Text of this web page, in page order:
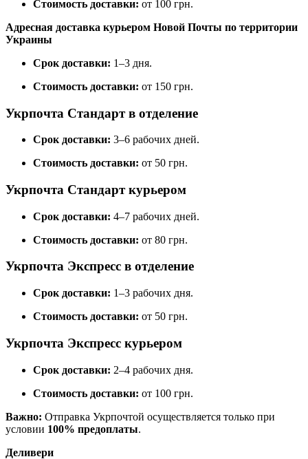
Стоимость доставки: от 100 грн.
Адресная доставка курьером Новой Почты по территории
Украины
Срок доставки: 1–3 дня.
Стоимость доставки: от 150 грн.
Укрпочта Стандарт в отделение
Срок доставки: 3–6 рабочих дней.
Стоимость доставки: от 50 грн.
Укрпочта Стандарт курьером
Срок доставки: 4–7 рабочих дней.
Стоимость доставки: от 80 грн.
Укрпочта Экспресс в отделение
Срок доставки: 1–3 рабочих дня.
Стоимость доставки: от 50 грн.
Укрпочта Экспресс курьером
Срок доставки: 2–4 рабочих дня.
Стоимость доставки: от 100 грн.
Важно: Отправка Укрпочтой осуществляется только при
условии 100% предоплаты.
Деливери